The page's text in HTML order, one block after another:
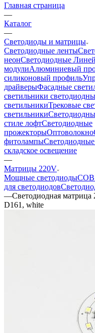
Главная страница
—
Каталог
—
Светодиоды и матрицы
Светодиодные ленты
неонСветодиодные
модулиАлюминиевый
силиконовый профиль
драйверыФасадные
светильники
светильникиТрековые
светильники
стиле лофтСветодиодные
прожекторыОптоволокно
фитолампы
складское освещение
—
Матрицы 220V
Мощные светодиоды
для светодиодов
—Светодиодная
D161, white